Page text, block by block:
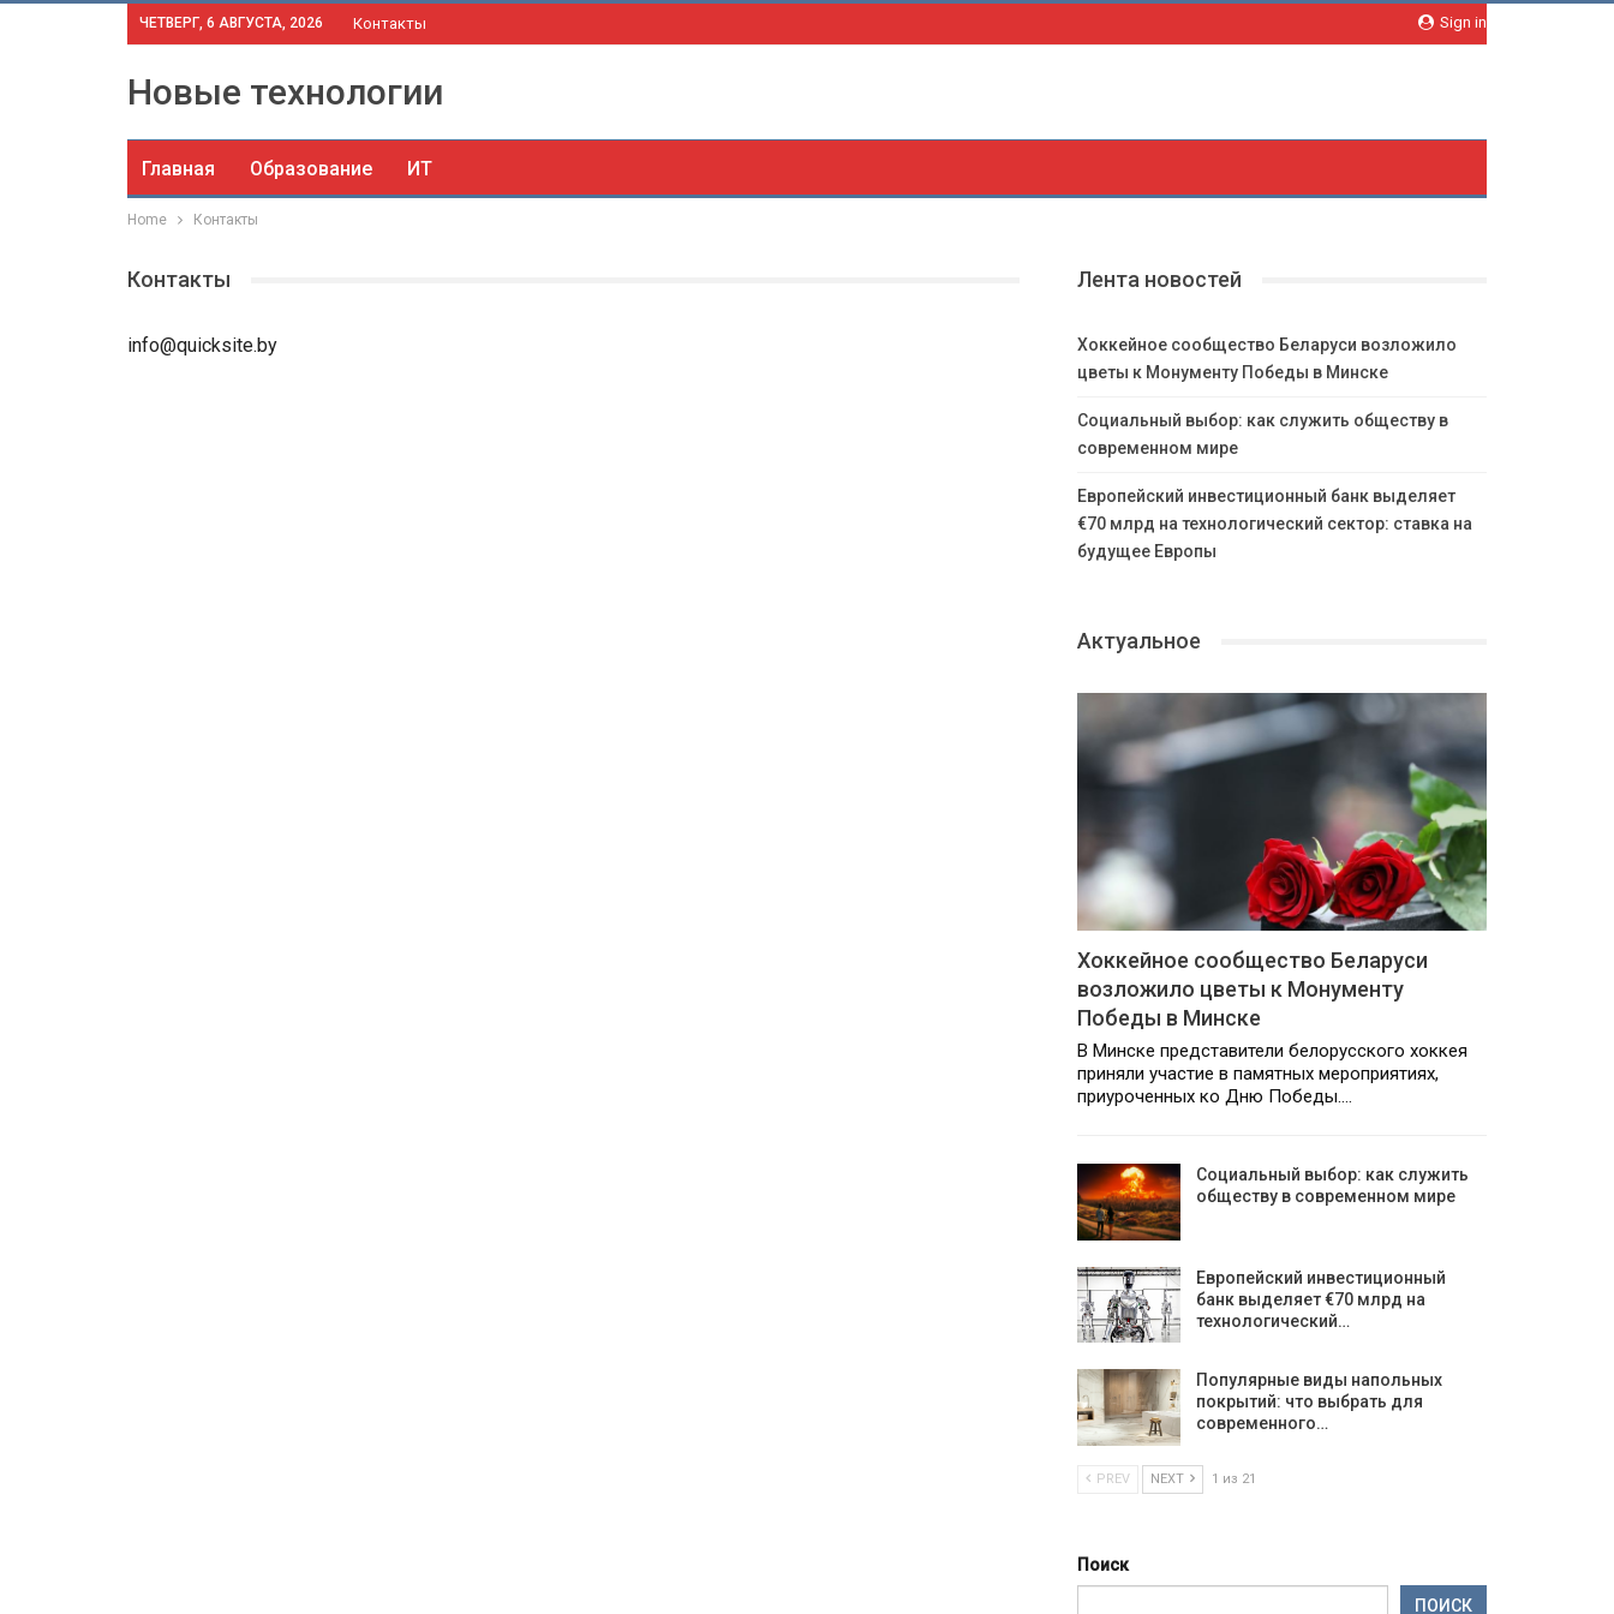
Sign in
ЧЕТВЕРГ, 6 АВГУСТА, 2026 Контакты
Новые технологии
Главная Образование ИТ
Home Контакты
Контакты
info@quicksite.by
Лента новостей
Хоккейное сообщество Беларуси возложило
цветы к Монументу Победы в Минске
Социальный выбор: как служить обществу в
современном мире
Европейский инвестиционный банк выделяет
€70 млрд на технологический сектор: ставка на
будущее Европы
Актуальное
Хоккейное сообщество Беларуси
возложило цветы к Монументу
Победы в Минске
В Минске представители белорусского хоккея
приняли участие в памятных мероприятиях,
приуроченных ко Дню Победы.…
Социальный выбор: как служить
обществу в современном мире
Европейский инвестиционный
банк выделяет €70 млрд на
технологический…
Популярные виды напольных
покрытий: что выбрать для
современного…
PREV NEXT 1 из 21
Поиск
ПОИСК